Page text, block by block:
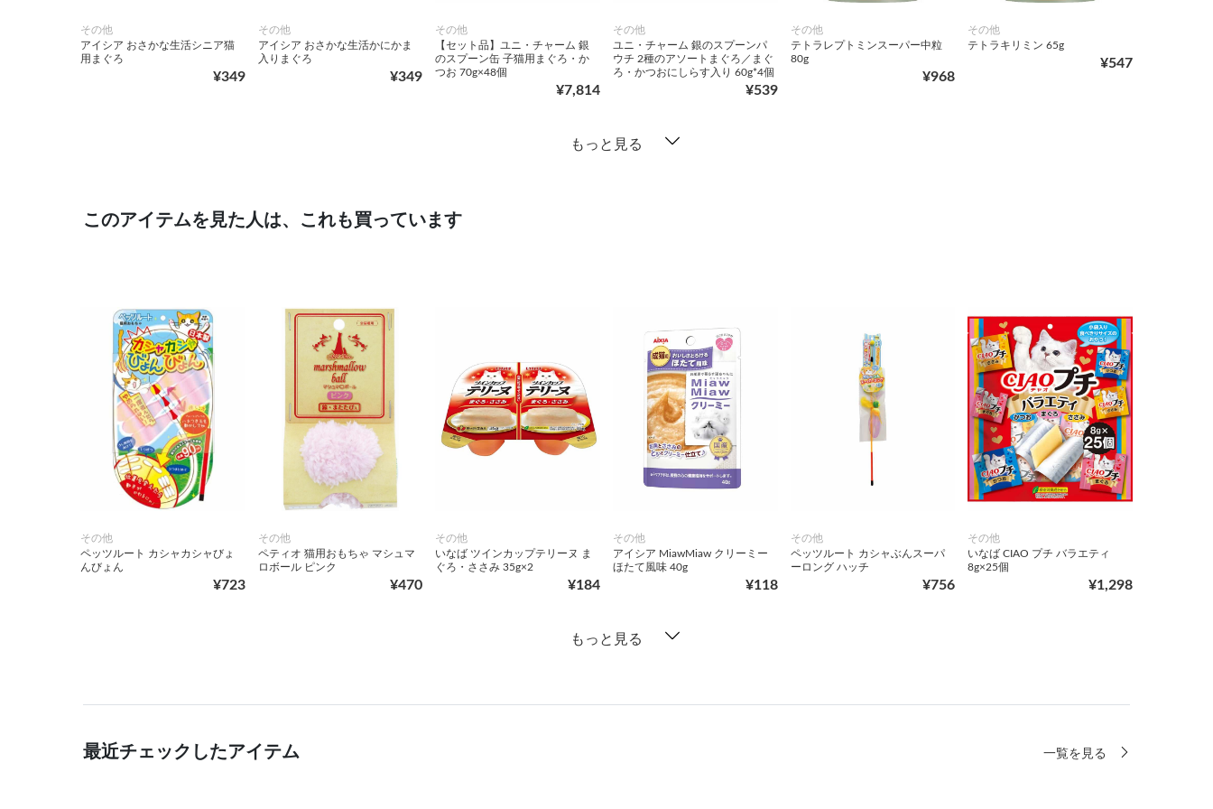
その他
アイシア おさかな生活シニア猫
用まぐろ
¥349
その他
アイシア おさかな生活かにかま
入りまぐろ
¥349
その他
【セット品】ユニ・チャーム 銀
のスプーン缶 子猫用まぐろ・か
つお 70g×48個
¥7,814
その他
ユニ・チャーム 銀のスプーンパ
ウチ 2種のアソートまぐろ／まぐ
ろ・かつおにしらす入り 60g*4個
¥539
その他
テトラレプトミンスーパー中粒
80g
¥968
その他
テトラキリミン 65g
¥547
もっと見る
このアイテムを見た人は、これも買っています
その他
ペッツルート カシャカシャびょ
んびょん
¥723
その他
ペティオ 猫用おもちゃ マシュマ
ロボール ピンク
¥470
その他
いなば ツインカップテリーヌ ま
ぐろ・ささみ 35g×2
¥184
その他
アイシア MiawMiaw クリーミー
ほたて風味 40g
¥118
その他
ペッツルート カシャぶんスーパ
ーロング ハッチ
¥756
その他
いなば CIAO プチ バラエティ
8g×25個
¥1,298
もっと見る
最近チェックしたアイテム 一覧を見る